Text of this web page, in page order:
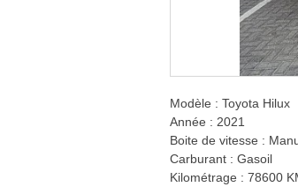
Modèle : Toyota Hilux
Année : 2021
Boite de vitesse :
Carburant : Gasoil
Kilométrage : 78600